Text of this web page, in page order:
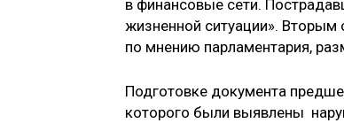
в финансовые сети.
жизненной ситуации». Вторым
по мнению парламентария,
Подготовке документа
которого были выявлены